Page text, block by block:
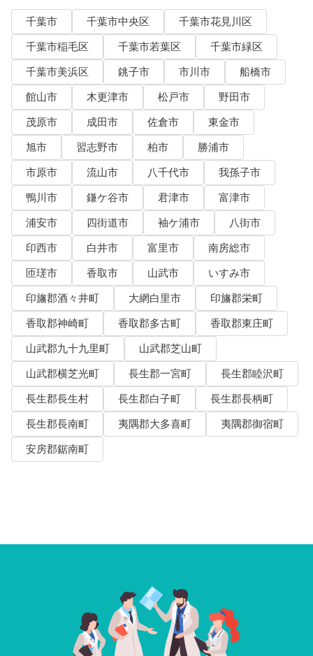
千葉市 千葉市中央区
千葉市花見川区
千葉市稲毛区
千葉市若葉区
千葉市緑区
千葉市美浜区
銚子市 市川市
船橋市
館山市
木更津市 松戸市
野田市
茂原市
成田市 佐倉市
東金市
旭市
習志野市 柏市
勝浦市
市原市
流山市 八千代市
我孫子市
鴨川市
鎌ケ谷市 君津市
富津市
浦安市
四街道市 袖ケ浦市
八街市
印西市
白井市 富里市
南房総市
匝瑳市
香取市 山武市
いすみ市
印旛郡酒々井町
大網白里市
印旛郡栄町
香取郡神崎町
香取郡多古町
香取郡東庄町
山武郡九十九里町
山武郡芝山町
山武郡横芝光町
長生郡一宮町
長生郡睦沢町
長生郡長生村
長生郡白子町
長生郡長柄町
長生郡長南町
夷隅郡大多喜町
夷隅郡御宿町
安房郡鋸南町